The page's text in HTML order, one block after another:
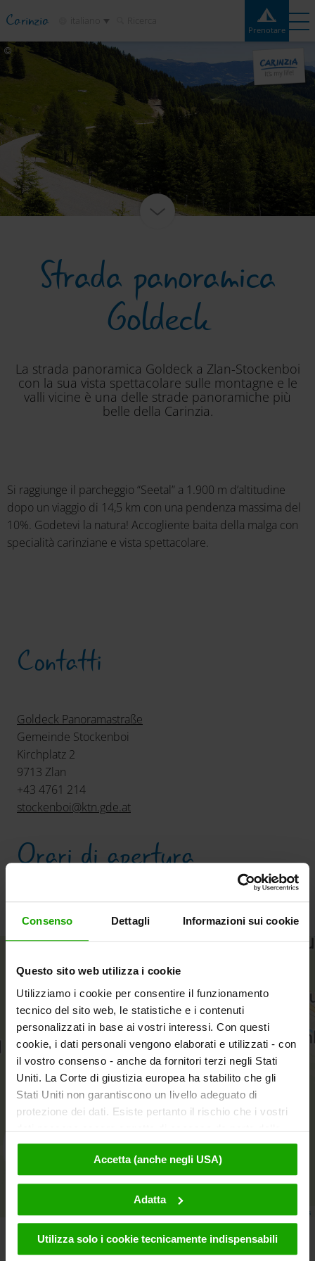
Consenso Dettagli Informazioni sui cookie
Questo sito web utilizza i cookie
Utilizziamo i cookie per consentire il funzionamento
tecnico del sito web, le statistiche e i contenuti
personalizzati in base ai vostri interessi. Con questi
cookie, i dati personali vengono elaborati e utilizzati - con
il vostro consenso - anche da fornitori terzi negli Stati
Uniti. La Corte di giustizia europea ha stabilito che gli
Stati Uniti non garantiscono un livello adeguato di
protezione dei dati. Esiste pertanto il rischio che i vostri
dati possano essere oggetto di accesso da parte delle
autorità statunitensi a fini di controllo e monitoraggio a
causa di ordinanze corrispondenti nei confronti di fornitori
terzi (ad es. Google, Meta) e che non sussistano misure
legali efficaci per fare opposizione. Facendo clic su
"Accetta", l'utente accetta che i cookie possano essere
Questi dati verranno trasmessi solo in forma
Accetta (anche negli USA)
Adatta
Utilizza solo i cookie tecnicamente indispensabili
Carinzia Prenotare
Prenotare Contatto
Destinazioni
Attrazioni
Servizio
Strada panoramica
Goldeck
La strada panoramica Goldeck a Zlan-Stockenboi
con la sua vista spettacolare sulle montagne e le
valli vicine è una delle strade panoramiche più
belle della Carinzia.
Si raggiunge il parcheggio “Seetal” a 1.900 m d’altitudine
dopo un viaggio di 14,5 km con una pendenza massima del
10%. Godetevi la natura! Accogliente baita della malga con
specialità carinziane e vista spettacolare.
Contatti
Goldeck Panoramastraße
Gemeinde Stockenboi
Kirchplatz 2
9713 Zlan
+43 4761 214
stockenboi@ktn.gde.at
Orari di apertura
−
© OpenStreetMap contributors
Notiziario